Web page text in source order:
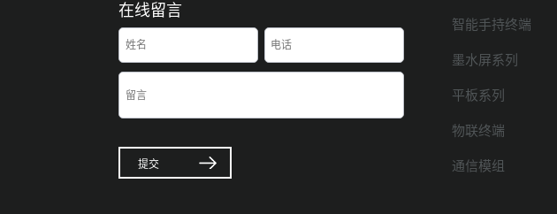
在线留言
提交
智能手持终端
墨水屏系列
平板系列
物联终端
通信模组